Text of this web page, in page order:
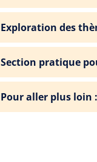
Exploration des
Section pratique
Pour aller plus loin